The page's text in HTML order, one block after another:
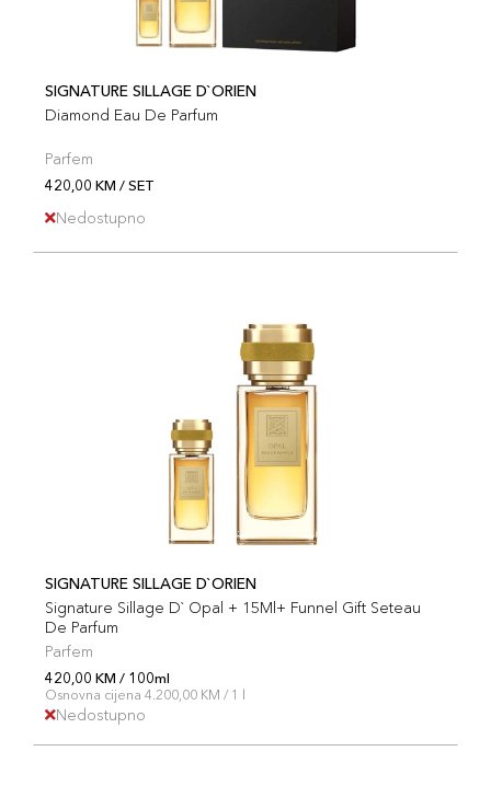
SIGNATURE SILLAGE D`ORIEN
Diamond Eau De Parfum
Parfem
420,00 KM / SET
Nedostupno
SIGNATURE SILLAGE D`ORIEN
Signature Sillage D` Opal + 15Ml+ Funnel Gift Seteau
De Parfum
Parfem
420,00 KM / 100ml
Osnovna cijena 4.200,00 KM / 1 l
Nedostupno